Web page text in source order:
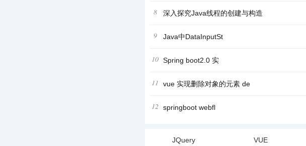
8 深入探究Java线程的创建与构造
9 Java中DataInputSt
10 Spring boot2.0 实
11 vue 实现删除对象的元素 de
12 springboot webfl
JQuery VUE